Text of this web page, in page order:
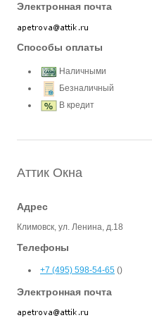
Электронная почта
Способы оплаты
Наличными
Безналичный
В кредит
Аттик Окна
Адрес
Климовск, ул. Ленина, д.18
Телефоны
+7 (495) 598-54-65 ()
Электронная почта